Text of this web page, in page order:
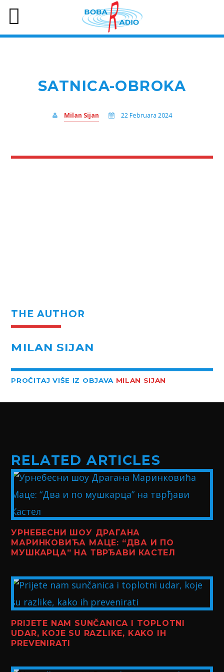
SATNICA-OBROKA
Milan Sijan 22 Februara 2024
THE AUTHOR
MILAN SIJAN
PROČITAJ VIŠE IZ OBJAVA MILAN SIJAN
RELATED ARTICLES
УРНЕБЕСНИ ШОУ ДРАГАНА
МАРИНКОВИЋА МАЦЕ: “ДВА И ПО
МУШКАРЦА” НА ТВРЂАВИ КАСТЕЛ
PRIJETE NAM SUNČANICA I TOPLOTNI
UDAR, KOJE SU RAZLIKE, KAKO IH
PREVENIRATI